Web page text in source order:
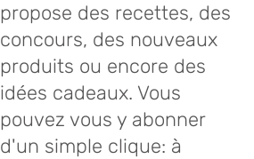
propose des recettes, des
concours, des nouveaux
produits ou encore des
idées cadeaux. Vous
pouvez vous y abonner
d'un simple clique: à